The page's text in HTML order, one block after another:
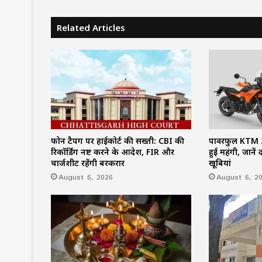
Related Articles
फोन टैपिंग पर हाईकोर्ट की सख्ती: CBI की
रिकॉर्डिंग नष्ट करने के आदेश, FIR और
चार्जशीट रहेंगी बरकरार
August 6, 2026
पावरफुल KTM
हुई महंगी, जानें
खूबियां
August 6,